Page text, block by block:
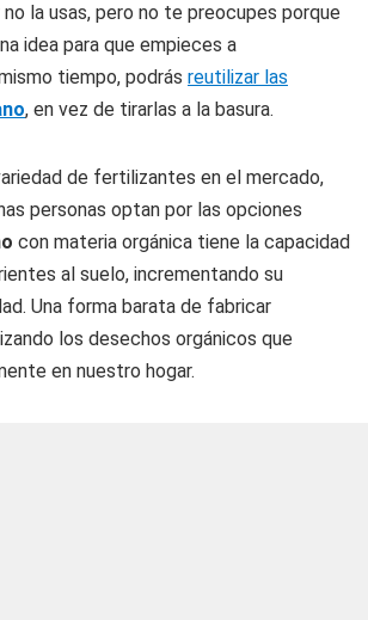
la usas, pero no te preocupes porque
idea para que empieces a
tiempo, podrás reutilizar las
, en vez de tirarlas a la basura.
de fertilizantes en el mercado,
personas optan por las opciones
con materia orgánica tiene la capacidad
al suelo, incrementando su
Una forma barata de fabricar
los desechos orgánicos que
en nuestro hogar.